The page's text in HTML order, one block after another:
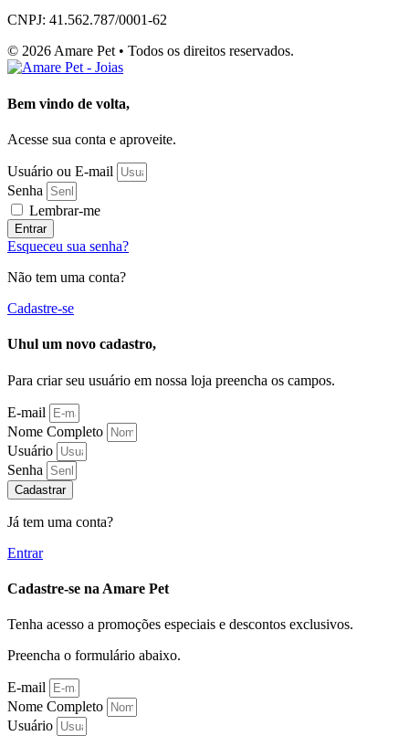
CNPJ: 41.562.787/0001-62
© 2026 Amare Pet • Todos os direitos reservados.
Bem vindo de volta,
Acesse sua conta e aproveite.
Usuário ou E-mail
Senha
Lembrar-me
Entrar
Esqueceu sua senha?
Não tem uma conta?
Cadastre-se
Uhul um novo cadastro,
Para criar seu usuário em nossa loja preencha os campos.
E-mail
Nome Completo
Usuário
Senha
Cadastrar
Já tem uma conta?
Entrar
Cadastre-se na Amare Pet
Tenha acesso a promoções especiais e descontos exclusivos.
Preencha o formulário abaixo.
E-mail
Nome Completo
Usuário